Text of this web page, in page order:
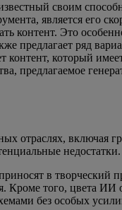
своим
является его
контент. Это
предлагает ряд
который
предлагаемое
отраслях, включая
недостатки.
в
того, цвета
без особых